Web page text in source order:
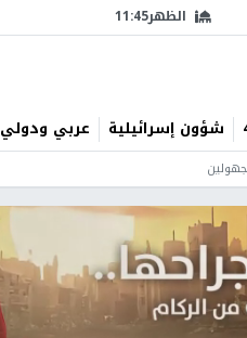
الظهر11:45
شؤون إسرائيلية عربي ودولي